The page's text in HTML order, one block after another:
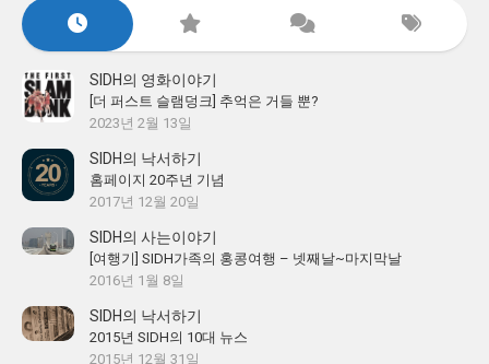
SIDH의 영화이야기
[더 퍼스트 슬램덩크] 추억은 거들 뿐?
2023년 2월 13일
SIDH의 낙서하기
홈페이지 20주년 기념
2017년 12월 20일
SIDH의 사는이야기
[여행기] SIDH가족의 홍콩여행 – 넷째날~마지막날
2016년 1월 8일
SIDH의 낙서하기
2015년 SIDH의 10대 뉴스
2015년 12월 31일